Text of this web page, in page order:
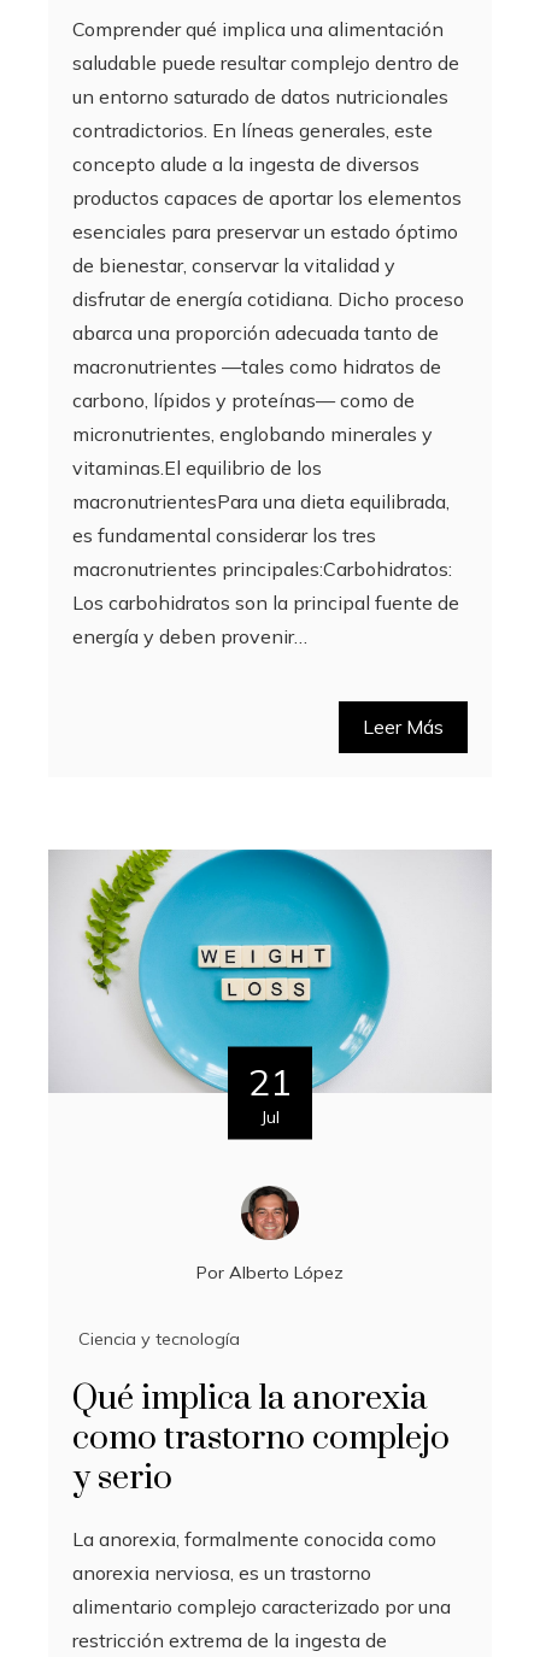
Comprender qué implica una alimentación
saludable puede resultar complejo dentro de
un entorno saturado de datos nutricionales
contradictorios. En líneas generales, este
concepto alude a la ingesta de diversos
productos capaces de aportar los elementos
esenciales para preservar un estado óptimo
de bienestar, conservar la vitalidad y
disfrutar de energía cotidiana. Dicho proceso
abarca una proporción adecuada tanto de
macronutrientes —tales como hidratos de
carbono, lípidos y proteínas— como de
micronutrientes, englobando minerales y
vitaminas.El equilibrio de los
macronutrientesPara una dieta equilibrada,
es fundamental considerar los tres
macronutrientes principales:Carbohidratos:
Los carbohidratos son la principal fuente de
energía y deben provenir…
Leer Más
21
Jul
Por Alberto López
Ciencia y tecnología
Qué implica la anorexia
como trastorno complejo
y serio
La anorexia, formalmente conocida como
anorexia nerviosa, es un trastorno
alimentario complejo caracterizado por una
restricción extrema de la ingesta de